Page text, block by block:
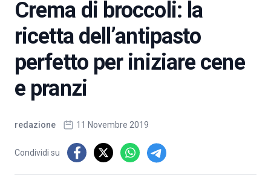
Crema di broccoli: la
ricetta dell’antipasto
perfetto per iniziare cene
e pranzi
redazione 11 Novembre 2019
Condividi su